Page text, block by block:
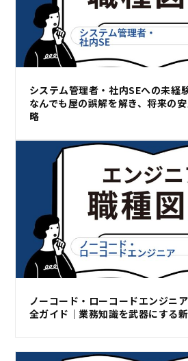
システム管理者・社内SEへの未経
なんでも屋の誤解を解き、将来の
略
ノーコード・ローコードエンジニ
全ガイド｜業務知識を武器にする